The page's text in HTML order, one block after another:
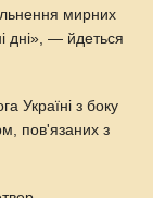
мирних
дні», — йдеться
Україні з боку
пов'язаних з